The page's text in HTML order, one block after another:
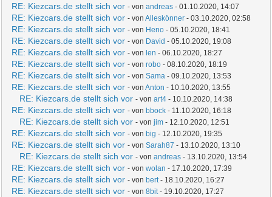
RE: Kiezcars.de stellt sich vor - vonandreas - 01.10.2020, 14:07
RE: Kiezcars.de stellt sich vor - vonAlleskönner - 03.10.2020, 02:58
RE: Kiezcars.de stellt sich vor - von Heno - 05.10.2020, 18:41
RE: Kiezcars.de stellt sich vor - von David - 05.10.2020, 19:08
RE: Kiezcars.de stellt sich vor - von len - 06.10.2020, 18:27
RE: Kiezcars.de stellt sich vor - vonrobo - 08.10.2020, 18:19
RE: Kiezcars.de stellt sich vor - vonSama - 09.10.2020, 13:53
RE: Kiezcars.de stellt sich vor - vonAnton - 10.10.2020, 13:55
RE: Kiezcars.de stellt sich vor - vonart4 - 10.10.2020, 14:38
RE: Kiezcars.de stellt sich vor - von bbock - 11.10.2020, 16:18
RE: Kiezcars.de stellt sich vor - vonjim - 12.10.2020, 12:51
RE: Kiezcars.de stellt sich vor - von big - 12.10.2020, 19:35
RE: Kiezcars.de stellt sich vor - vonSarah87 - 13.10.2020, 13:10
RE: Kiezcars.de stellt sich vor - vonandreas - 13.10.2020, 13:54
RE: Kiezcars.de stellt sich vor - vonwolan - 17.10.2020, 17:39
RE: Kiezcars.de stellt sich vor - von bert- 18.10.2020, 16:27
RE: Kiezcars.de stellt sich vor - von8bit- 19.10.2020, 17:27